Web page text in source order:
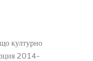
културно
2014-